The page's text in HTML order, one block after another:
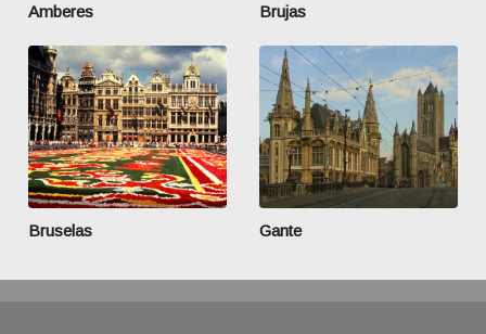
Amberes Brujas
Bruselas Gante